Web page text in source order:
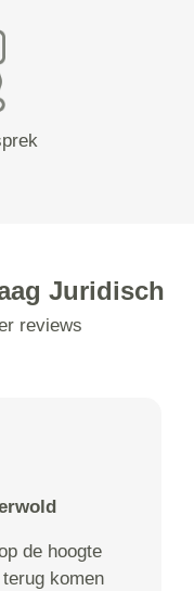
Juridisch
reviews
de hoogte
komen